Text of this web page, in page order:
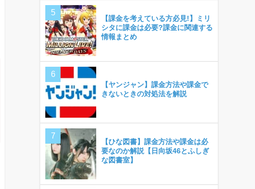
【課金を考えている方必見!】ミリ
シタに課金は必要?課金に関連する
情報まとめ
【ヤンジャン】課金方法や課金で
きないときの対処法を解説
【ひな図書】課金方法や課金は必
要なのか解説【日向坂46とふしぎ
な図書室】